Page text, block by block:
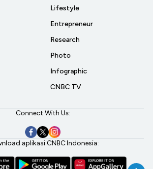
Lifestyle
Entrepreneur
Research
Photo
Infographic
CNBC TV
Connect With Us:
aplikasi CNBC Indonesia: